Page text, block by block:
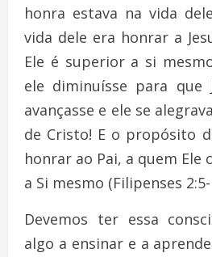
honra estava na vida
vida dele era honrar a
Ele é superior a si
ele diminuísse para que
avançasse e ele se
de Cristo! E o propósito
honrar ao Pai, a quem Ele
a Si mesmo (Filipenses 2:5-
Devemos ter essa
algo a ensinar e a